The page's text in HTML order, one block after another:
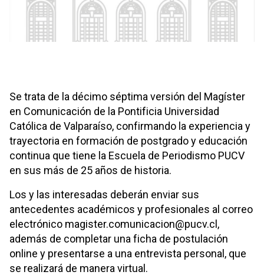
Se trata de la décimo séptima versión del Magíster
en Comunicación de la Pontificia Universidad
Católica de Valparaíso, confirmando la experiencia y
trayectoria en formación de postgrado y educación
continua que tiene la Escuela de Periodismo PUCV
en sus más de 25 años de historia.
Los y las interesadas deberán enviar sus
antecedentes académicos y profesionales al correo
electrónico magister.comunicacion@pucv.cl,
además de completar una ficha de postulación
online y presentarse a una entrevista personal, que
se realizará de manera virtual.